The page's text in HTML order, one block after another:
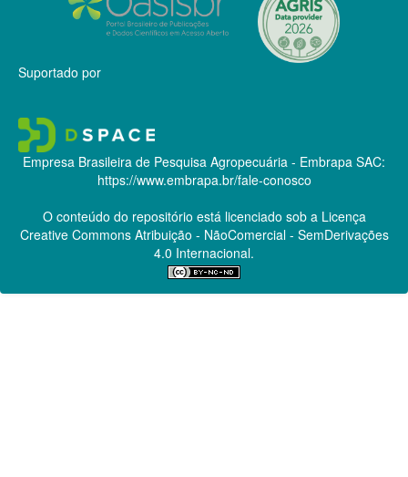
Suportado por
Empresa Brasileira de Pesquisa Agropecuária - Embrapa SAC:
https://www.embrapa.br/fale-conosco
O conteúdo do repositório está licenciado sob a Licença
Creative CommonsAtribuição - NãoComercial - SemDerivações
4.0 Internacional.